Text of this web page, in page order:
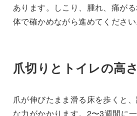
あります。しこり、腫れ、痛が
体で確かめながら進めてください
爪切りとトイレの高さ
爪が伸びたまま滑る床を歩くと
な力がかかります。2〜3週間に